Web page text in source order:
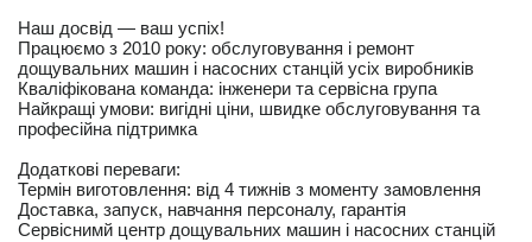
Наш досвід — ваш успіх!
Працюємо з 2010 року: обслуговування і ремонт
дощувальних машин і насосних станцій усіх виробників
Кваліфікована команда: інженери та сервісна група
Найкращі умови: вигідні ціни, швидке обслуговування та
професійна підтримка
Додаткові переваги:
Термін виготовлення: від 4 тижнів з моменту замовлення
Доставка, запуск, навчання персоналу, гарантія
Сервіснимй центр дощувальних машин і насосних станцій